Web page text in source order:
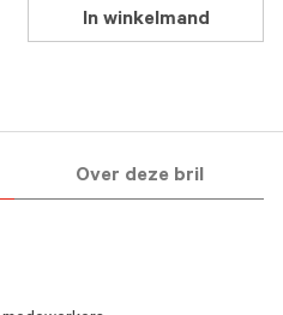
In winkelmand
Over deze bril